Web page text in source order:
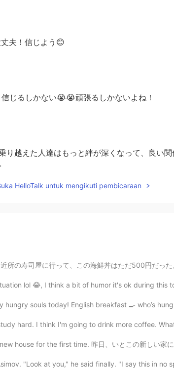
夫！信じよう😊
じるしかない😭😭頑張るしかないよね！
り越えた人達はもっと絆が深くなって、良い関
HelloTalk untuk mengikuti pembicaraan
に行って、この海鮮丼はただ500円だった。 Sometimes I can't
lol 😂, I think a bit of humor it's ok during this
hungry souls today! English breakfast 🍳 who’s
hard. I think I'm going to drink more coffee.
for the first time. 昨日、いとこの新しい家に初めて
"Look at you," he said finally. "I say this in no